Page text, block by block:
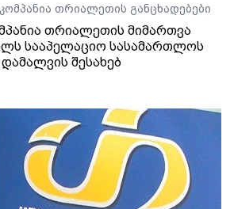
თრიალეთის განცხადებები
თრიალეთის მიმართვა
სააპელაციო სასამართლოს
შესახებ